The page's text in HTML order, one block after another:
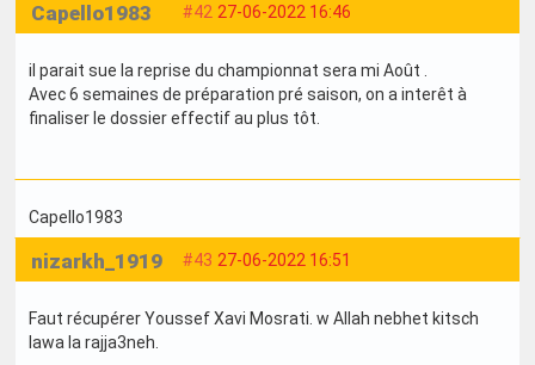
#42 27-06-2022 16:46
Capello1983
il parait sue la reprise du championnat sera mi Août .
Avec 6 semaines de préparation pré saison, on a interêt à
finaliser le dossier effectif au plus tôt.
Capello1983
#43 27-06-2022 16:51
nizarkh_1919
Faut récupérer Youssef Xavi Mosrati. w Allah nebhet kitsch
lawa la rajja3neh.